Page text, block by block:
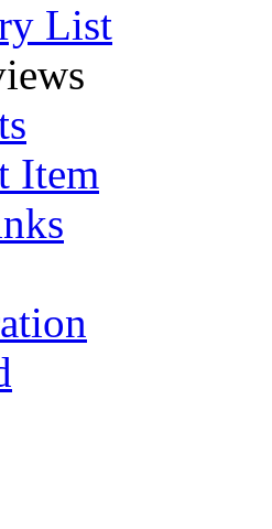
List
Item